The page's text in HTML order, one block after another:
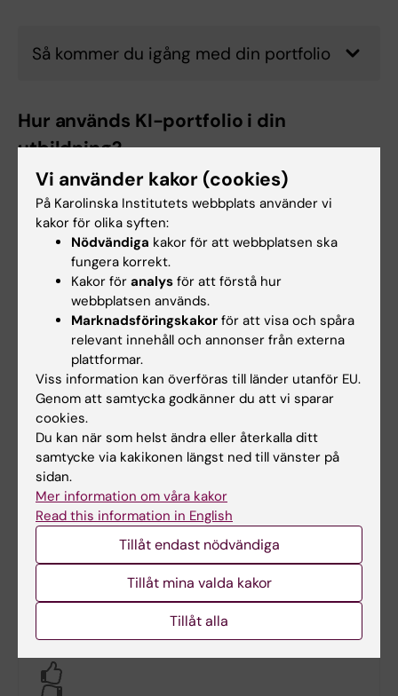
Så kommer du igång med din portfolio
Hur används KI-portfolio i din
utbildning?
Hur du använder KI-portfolio varierar mellan
olika kurser och program, men det används
ofta för att:
dokumentera din utveckling under
verksamhetsförlagd utbildning (VFU)
arbeta med reflektion och lärande över
tid
stödja bedömning och uppföljning av
dina prestationer
Din kursplan eller kursadministration anger
vad som är obligatoriskt att utföra i portfolion.
Har du något problem eller några
frågor om KI-portfolio?
Kontakta oss om lärplattform och digitala verktyg
Vi använder kakor (cookies)
På Karolinska Institutets webbplats använder vi
kakor för olika syften:
Nödvändiga kakor för att webbplatsen ska
fungera korrekt.
Kakor för analys för att förstå hur
webbplatsen används.
Marknadsföringskakor för att visa och spåra
relevant innehåll och annonser från externa
plattformar.
Viss information kan överföras till länder utanför EU.
Genom att samtycka godkänner du att vi sparar
cookies.
Du kan när som helst ändra eller återkalla ditt
samtycke via kakikonen längst ned till vänster på
sidan.
Mer information om våra kakor
Read this information in English
Tillåt endast nödvändiga
Tillåt mina valda kakor
Tillåt alla